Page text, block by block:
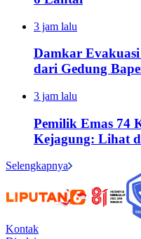
3 jam lalu
Damkar
dari Gedung
3 jam lalu
Pemilik Emas 74
Kejagung: Lihat
Selengkapnya
Kontak